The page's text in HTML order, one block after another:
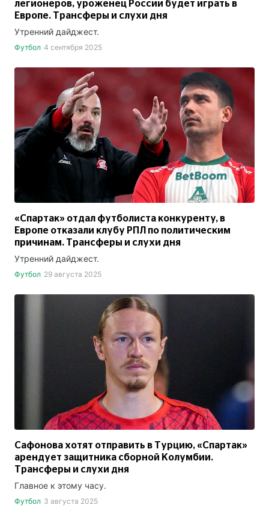
легионеров, уроженец России будет играть в
Европе. Трансферы и слухи дня
Утренний дайджест.
Футбол 4 сентября 2025
«Спартак» отдал футболиста конкуренту, в
Европе отказали клубу РПЛ по политическим
причинам. Трансферы и слухи дня
Утренний дайджест.
Футбол 29 августа 2025
Сафонова хотят отправить в Турцию, «Спартак»
арендует защитника сборной Колумбии.
Трансферы и слухи дня
Главное к этому часу.
Футбол 3 августа 2025